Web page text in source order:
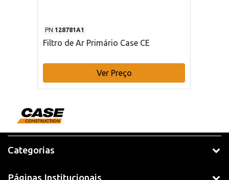
PN 128781A1
Filtro de Ar Primário Case CE
Ver Preço
Categorias
Páginas Institucionais